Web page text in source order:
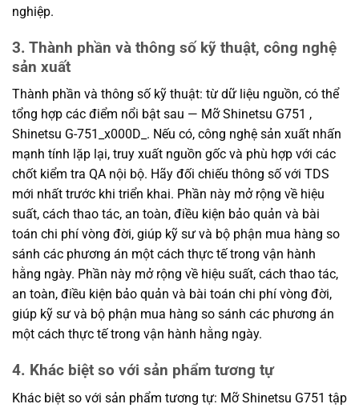
nghiệp.
3. Thành phần và thông số kỹ thuật, công nghệ
sản xuất
Thành phần và thông số kỹ thuật: từ dữ liệu nguồn, có thể
tổng hợp các điểm nổi bật sau — Mỡ Shinetsu G751 ,
Shinetsu G-751_x000D_. Nếu có, công nghệ sản xuất nhấn
mạnh tính lặp lại, truy xuất nguồn gốc và phù hợp với các
chốt kiểm tra QA nội bộ. Hãy đối chiếu thông số với TDS
mới nhất trước khi triển khai. Phần này mở rộng về hiệu
suất, cách thao tác, an toàn, điều kiện bảo quản và bài
toán chi phí vòng đời, giúp kỹ sư và bộ phận mua hàng so
sánh các phương án một cách thực tế trong vận hành
hằng ngày. Phần này mở rộng về hiệu suất, cách thao tác,
an toàn, điều kiện bảo quản và bài toán chi phí vòng đời,
giúp kỹ sư và bộ phận mua hàng so sánh các phương án
một cách thực tế trong vận hành hằng ngày.
4. Khác biệt so với sản phẩm tương tự
Khác biệt so với sản phẩm tương tự: Mỡ Shinetsu G751 tập